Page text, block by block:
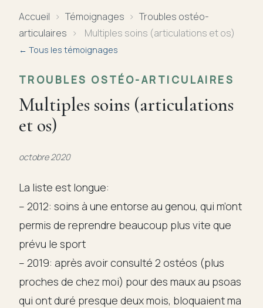
Le praticien
La Méthode
Les soins
Accueil › Témoignages › Troubles ostéo-
articulaires › Multiples soins (articulations et os)
← Tous les témoignages
TROUBLES OSTÉO-ARTICULAIRES
Multiples soins (articulations
et os)
octobre 2020
La liste est longue:
– 2012: soins à une entorse au genou, qui m’ont
permis de reprendre beaucoup plus vite que
prévu le sport
– 2019: après avoir consulté 2 ostéos (plus
proches de chez moi) pour des maux au psoas
qui ont duré presque deux mois, bloquaient ma